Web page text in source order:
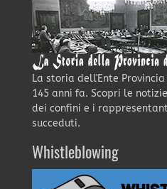
La storia dell'Ente
145 anni fa. Scopri le
dei confini e i
succeduti.
Whistleblowing